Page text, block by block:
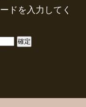
ドを入力してく